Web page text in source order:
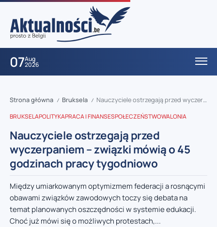
07Aug
2026
Strona główna / Bruksela / Nauczyciele ostrzegają przed wyczerpaniem – związki mówią o 45 godzinach pracy tygodniowo
BRUKSELAPOLITYKAPRACA I FINANSESPOŁECZEŃSTWOWALONIA
Nauczyciele ostrzegają przed
wyczerpaniem – związki mówią o 45
godzinach pracy tygodniowo
Między umiarkowanym optymizmem federacji a rosnącymi
obawami związków zawodowych toczy się debata na
temat planowanych oszczędności w systemie edukacji.
Choć już mówi się o możliwych protestach,...